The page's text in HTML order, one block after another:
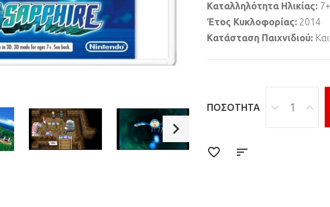
Καταλληλότητα Ηλικίας: 7+
Έτος Κυκλοφορίας: 2014
Κατάσταση Παιχνιδιού:
ΠΟΣΌΤΗΤΑ